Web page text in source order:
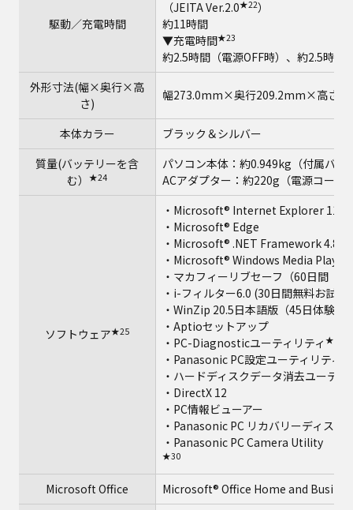
駆動／充電時間
（JEITA Ver.2.0★22）
約11時間
▼充電時間★23
約2.5時間（電源OFF時）、約2.5時間
外形寸法(幅×奥行×高
さ)
幅273.0mm×奥行209.2mm×高さ
本体カラー
ブラック＆シルバー
質量(バッテリーを含
む）
★24
パソコン本体：約0.949kg（付属バ
ACアダプター：約220g（電源コード
ソフトウェア★25
・Microsoft® Internet Explorer 11
・Microsoft® Edge
・Microsoft® .NET Framework 4.8
・Microsoft® Windows Media Player
・マカフィーリブセーフ（60日間
・i-フィルター6.0 (30日間無料お試し
・WinZip 20.5日本語版（45日体験版
・Aptioセットアップ
・PC-Diagnosticユーティリティ ★28
・Panasonic PC設定ユーティリティ
・ハードディスクデータ消去ユーティ
・DirectX 12
・PC情報ビューアー
・Panasonic PC リカバリーディスク
・Panasonic PC Camera Utility
★30
Microsoft Office Microsoft® Office Home and